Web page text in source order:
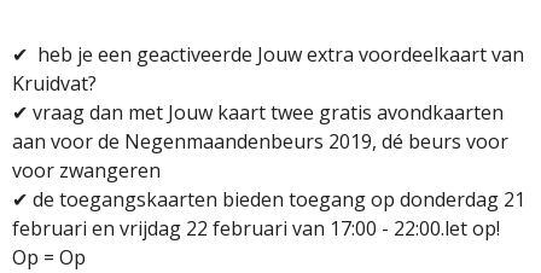
✔ heb je een geactiveerde Jouw extra voordeelkaart van
Kruidvat?
✔ vraag dan met Jouw kaart twee gratis avondkaarten
aan voor de Negenmaandenbeurs 2019, dé beurs voor
voor zwangeren
✔ de toegangskaarten bieden toegang op donderdag 21
februari en vrijdag 22 februari van 17:00 - 22:00.let op!
Op = Op